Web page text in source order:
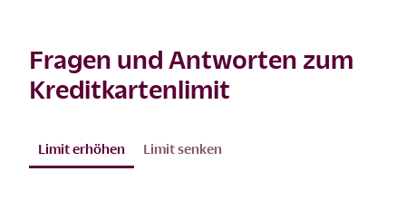
Fragen und Antworten zum
Kreditkartenlimit
Limit erhöhen Limit senken